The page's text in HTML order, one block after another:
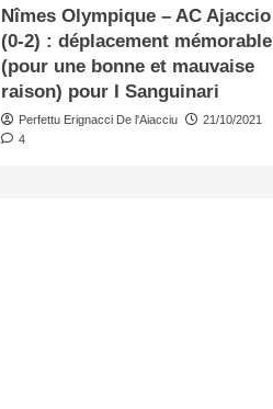
Nîmes Olympique – AC Ajaccio
(0-2) : déplacement mémorable
(pour une bonne et mauvaise
raison) pour I Sanguinari
Perfettu Erignacci De l'Aiacciu
21/10/2021
4